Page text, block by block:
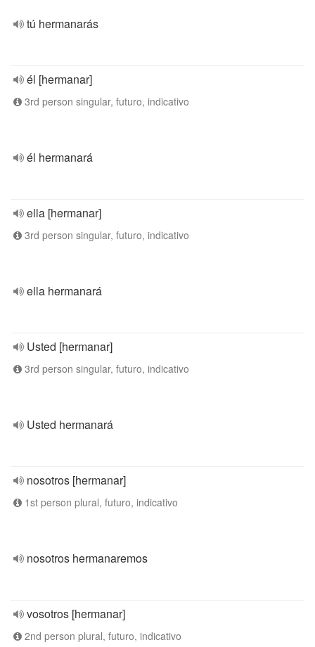
tú hermanarás
él [hermanar]
3rd person singular, futuro, indicativo
él hermanará
ella [hermanar]
3rd person singular, futuro, indicativo
ella hermanará
Usted [hermanar]
3rd person singular, futuro, indicativo
Usted hermanará
nosotros [hermanar]
1st person plural, futuro, indicativo
nosotros hermanaremos
vosotros [hermanar]
2nd person plural, futuro, indicativo